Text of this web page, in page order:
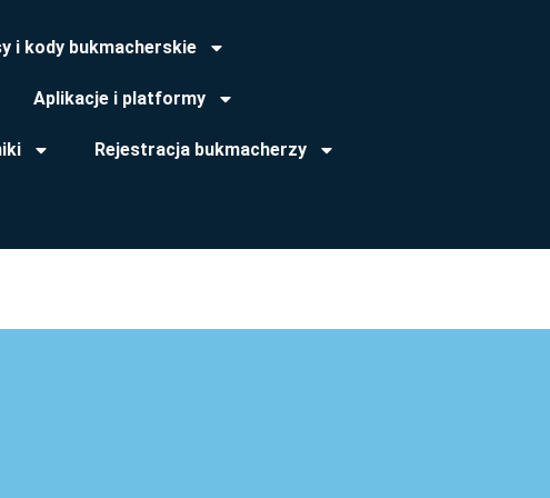
i kody bukmacherskie
Aplikacje i platformy
Rejestracja bukmacherzy